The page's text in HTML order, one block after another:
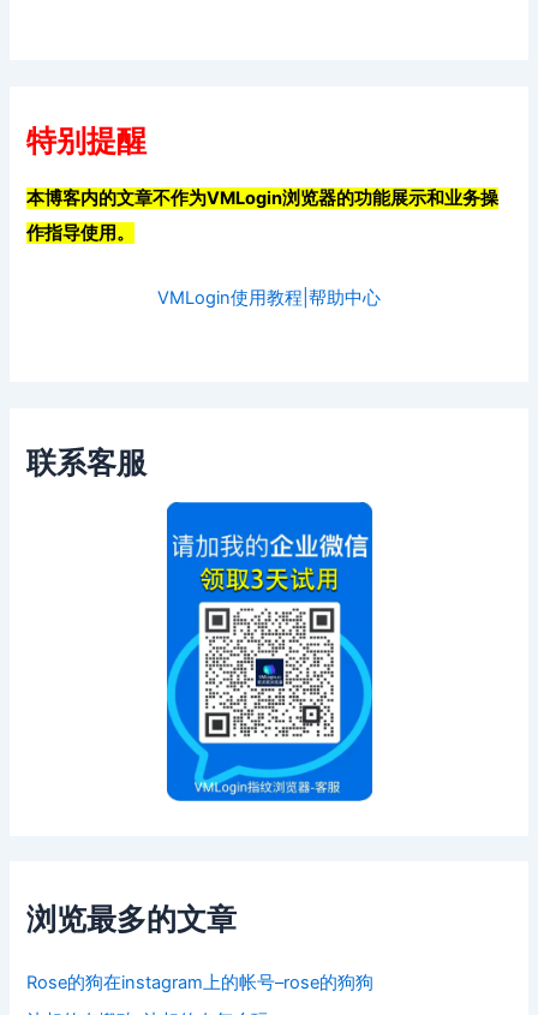
特别提醒
本博客内的文章不作为VMLogin浏览器的功能展示和业务操
作指导使用。
VMLogin使用教程|帮助中心
联系客服
浏览最多的文章
Rose的狗在instagram上的帐号–rose的狗狗